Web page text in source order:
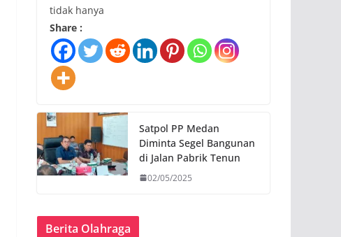
tidak hanya
Share :
Satpol PP Medan
Diminta Segel Bangunan
di Jalan Pabrik Tenun
02/05/2025
Berita Olahraga